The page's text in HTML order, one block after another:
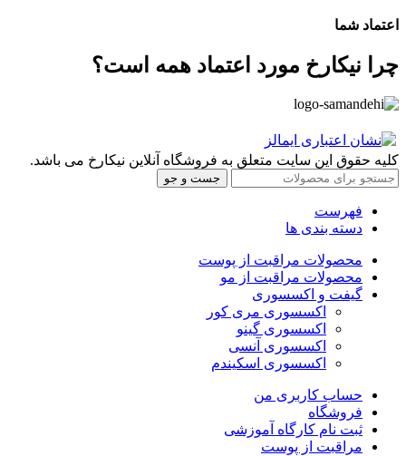
اعتماد شما
چرا نیکارخ مورد اعتماد همه است؟
کلیه حقوق این سایت متعلق به فروشگاه آنلاین نیکارخ می باشد.
جست و جو
فهرست
دسته بندی ها
محصولات مراقبت از پوست
محصولات مراقبت از مو
گیفت و اکسسوری
اکسسوری مری کور
اکسسوری گینو
اکسسوری آنسی
اکسسوری اسکیندم
حساب کاربری من
فروشگاه
ثبت نام کارگاه آموزشی
مراقبت از پوست